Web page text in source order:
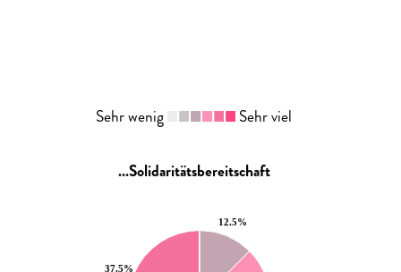
Sehr wenig Sehr viel
...Solidaritätsbereitschaft